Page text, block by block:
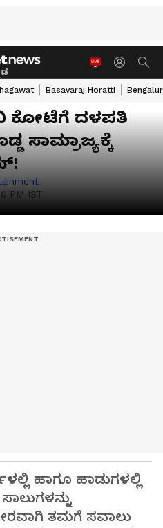
Basavaraj Horatti
ಕೋಟೆಗೆ ದಳಪತಿ
ಸಾಮ್ರಾಜ್ಯಕ್ಕೆ
PM IST
ಹಾಗೂ ಹಾಡುಗಳಲ್ಲಿ
ತಮಗೆ ಸವಾಲು